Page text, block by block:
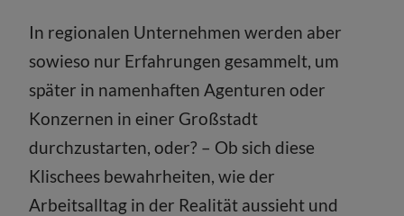
In regionalen Unternehmen werden aber
sowieso nur Erfahrungen gesammelt, um
später in namenhaften Agenturen oder
Konzernen in einer Großstadt
durchzustarten, oder? – Ob sich diese
Klischees bewahrheiten, wie der
Arbeitsalltag in der Realität aussieht und